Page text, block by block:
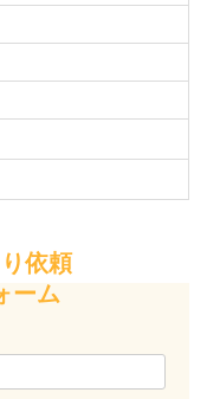
依頼
ーム